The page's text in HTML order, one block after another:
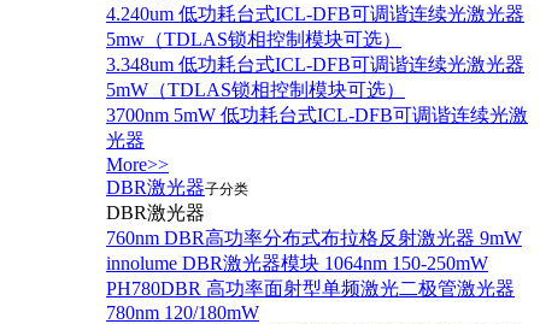
4.240um 低功耗台式ICL-DFB可调谐连续光激光器
5mw（TDLAS锁相控制模块可选）
3.348um 低功耗台式ICL-DFB可调谐连续光激光器
5mW（TDLAS锁相控制模块可选）
3700nm 5mW 低功耗台式ICL-DFB可调谐连续光激
光器
More>>
DBR激光器子分类
DBR激光器
760nm DBR高功率分布式布拉格反射激光器 9mW
innolume DBR激光器模块 1064nm 150-250mW
PH780DBR 高功率面射型单频激光二极管激光器
780nm 120/180mW